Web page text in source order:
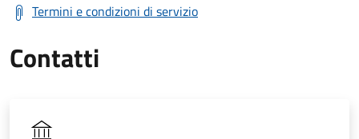
Termini e condizioni di servizio
Contatti